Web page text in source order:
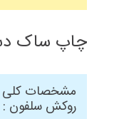
چاپ ساک
مشخصات کلی
روکش سلفون :